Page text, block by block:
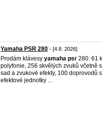
Yamaha PSR 280 - [4.8. 2026]
Prodám klávesy yamaha psr 280: 61
polyfonie, 256 skvělých zvuků včetně
sad a zvukové efekty, 100 doprovodů
efektové jednotky ...